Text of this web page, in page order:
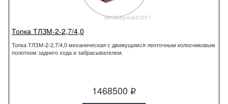
Топка ТЛЗМ-2-2,7/4,0
Топка ТЛЗМ-2-2,7/4,0 механическая с движущимся ленточным колосниковым
полотном заднего хода и забрасывателем.
1468500 q